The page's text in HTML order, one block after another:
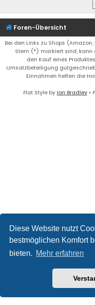
Diese Website nutzt
bestmöglichen Komfort
bieten. Mehr erfahren
Foren-Übersicht
Bei den Links zu Shops
Stern (*) markiert sind, kann
den Kauf eines
Umsatzbeteiligung
Einnahmen helfen die
Flat Style by Ian Bradley •